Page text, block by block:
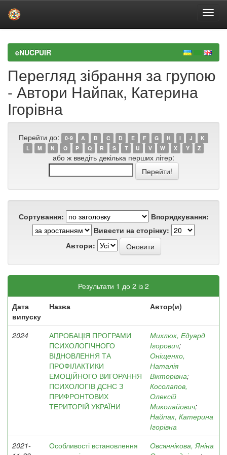
navigationeNUCPUIR
Перегляд зібрання за групою
- Автори Найпак, Катерина
Ігорівна
Перейти до: 0-9 A B C D E F G H I J
K
L
M N O P Q R S T U V W X Y Z
або ж введіть декілька перших літер:
Сортування:
Впорядкування:
Вивести на сторінку:
Автори:
Результати 1 до 2 із 2
Дата
випуску
Назва Автор(и)
2024
АПРОБАЦІЯ ПРОГРАМИ
ПСИХОЛОГІЧНОГО
ВІДНОВЛЕННЯ ТА
ПРОФІЛАКТИКИ
ЕМОЦІЙНОГО ВИГОРАННЯ
ПСИХОЛОГІВ ДСНС З
ПРИФРОНТОВИХ
ТЕРИТОРІЙ УКРАЇНИ
Михлюк, Едуард
Ігорович;
Оніщенко,
Наталія
Вікторівна;
Косолапов,
Олексій
Миколайович;
Найпак, Катерина
Ігорівна
2021-
Особливості встановлення
Овсяннікова, Яніна